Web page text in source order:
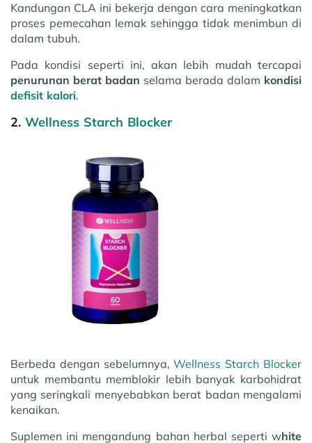
Kandungan CLA ini bekerja dengan cara meningkatkan
proses pemecahan lemak sehingga tidak menimbun di
dalam tubuh.
Pada kondisi seperti ini, akan lebih mudah tercapai
penurunan berat badan selama berada dalam kondisi
defisit kalori.
2. Wellness Starch Blocker
Berbeda dengan sebelumnya,Wellness Starch Blocker
untuk membantu memblokir lebih banyak karbohidrat
yang seringkali menyebabkan berat badan mengalami
kenaikan.
Suplemen ini mengandung bahan herbal seperti white